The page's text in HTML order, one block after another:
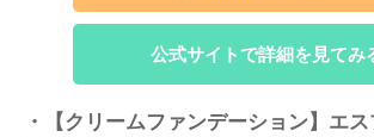
公式サイトで詳細を見てみ
・【クリームファンデーション】エ